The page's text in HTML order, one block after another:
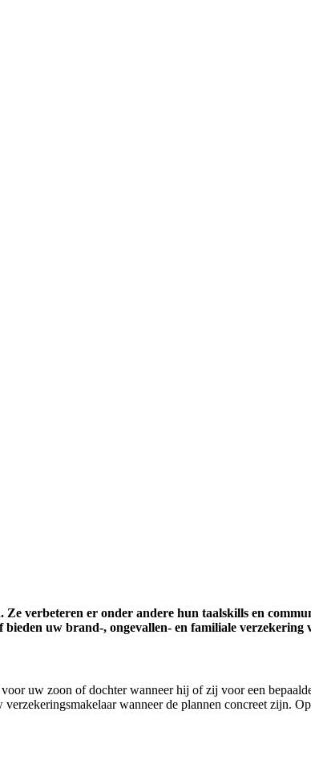
verbeteren er onder andere hun taalskills en
uw brand-, ongevallen- en familiale verzekering
uw zoon of dochter wanneer hij of zij voor een
verzekeringsmakelaar wanneer de plannen concreet zijn.